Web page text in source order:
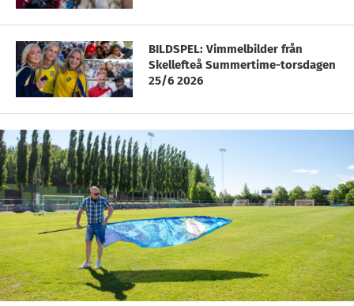
BILDSPEL: Vimmelbilder från
Skellefteå Summertime-torsdagen
25/6 2026